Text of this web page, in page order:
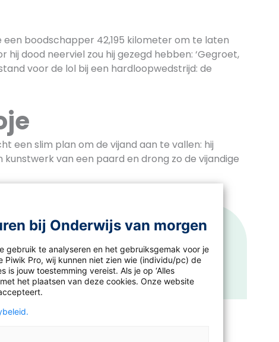
boodschapper 42,195 kilometer om te laten
hij dood neerviel zou hij gezegd hebben: ‘Gegroet,
voor de lol bij een hardloopwedstrijd: de
een slim plan om de vijand aan te vallen: hij
van een paard en drong zo de vijandige
De zon was zijn schip. Hij stapte ’s
eindigde ’s avonds in het westen. Komt die
bij Onderwijs van morgen
gebruik te analyseren en het gebruiksgemak voor je
Pro, wij kunnen niet zien wie (individu/pc) de
is jouw toestemming vereist. Als je op ‘Alles
het plaatsen van deze cookies. Onze website